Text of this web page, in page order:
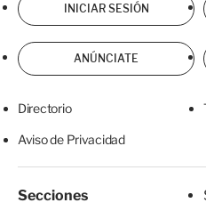
INICIAR SESIÓN
ANÚNCIATE
Directorio
Aviso de Privacidad
Secciones